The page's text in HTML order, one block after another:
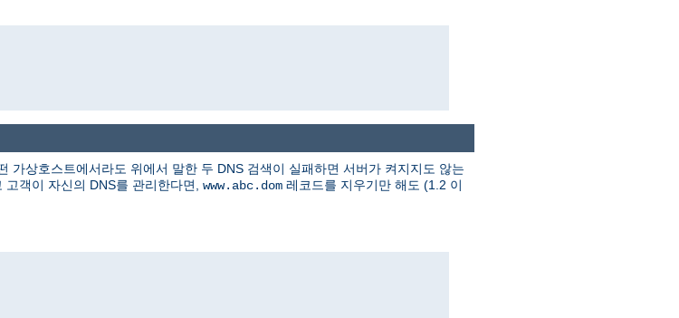
상호스트에서라도 위에서 말한 두 DNS 검색이 실패하면 서버가 켜지지도 않는
고객이 자신의 DNS를 관리한다면, www.abc.dom 레코드를 지우기만 해도 (1.2 이